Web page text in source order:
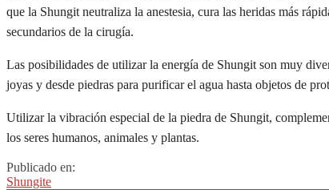
que la Shungit neutraliza la anestesia, cura las heridas más
secundarios de la cirugía.
Las posibilidades de utilizar la energía de Shungit son muy
joyas y desde piedras para purificar el agua hasta objetos de
Utilizar la vibración especial de la piedra de Shungit,
los seres humanos, animales y plantas.
Publicado en:
Shungite